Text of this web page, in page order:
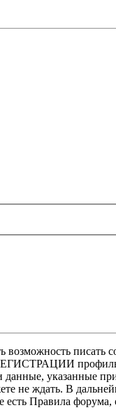
возможность писать
профиль
указанные
не ждать. В
есть Правила